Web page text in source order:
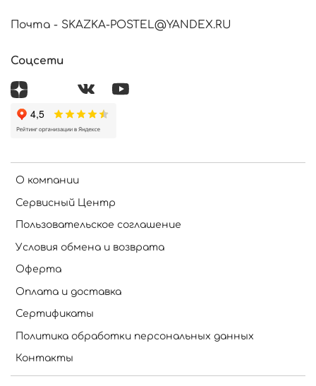
О компании
Сервисный Центр
Пользовательское соглашение
Условия обмена и возврата
Оферта
Оплата и доставка
Сертификаты
Политика обработки персональных данных
Контакты
Почта - SKAZKA-POSTEL@YANDEX.RU
Соцсети